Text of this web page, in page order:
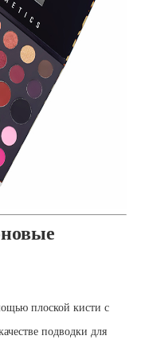
плоской кисти с
подводки для